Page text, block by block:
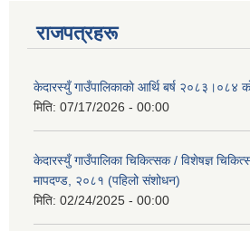
राजपत्रहरू
केदारस्युँ गाउँपालिकाकाे आर्थि बर्ष २०८३।०८४
मिति: 07/17/2026 - 00:00
केदारस्युँ गाउँपालिका चिकित्सक / विशेषज्ञ
मापदण्ड, २०८१ (पहिलो संशोधन)
मिति: 02/24/2025 - 00:00